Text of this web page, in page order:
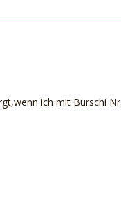
ich mit Burschi